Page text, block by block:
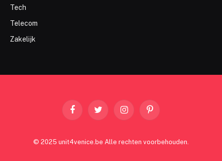
Tech
Telecom
Zakelijk
FacebookTwitter InstagramPinterest
© 2025 unit4venice.be Alle rechten voorbehouden.